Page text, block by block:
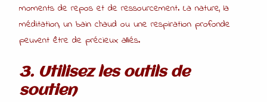
moments de repos et de ressourcement. La nature, la
méditation, un bain chaud ou une respiration profonde
peuvent être de précieux alliés.
3. Utilisez les outils de
soutien